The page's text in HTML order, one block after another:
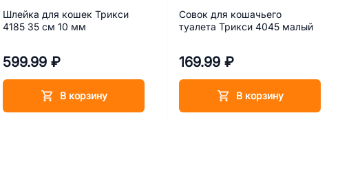
Шлейка для кошек Трикси
4185 35 см 10 мм
599.99 ₽
В корзину
Совок для кошачьего
туалета Трикси 4045 малый
169.99 ₽
В корзину